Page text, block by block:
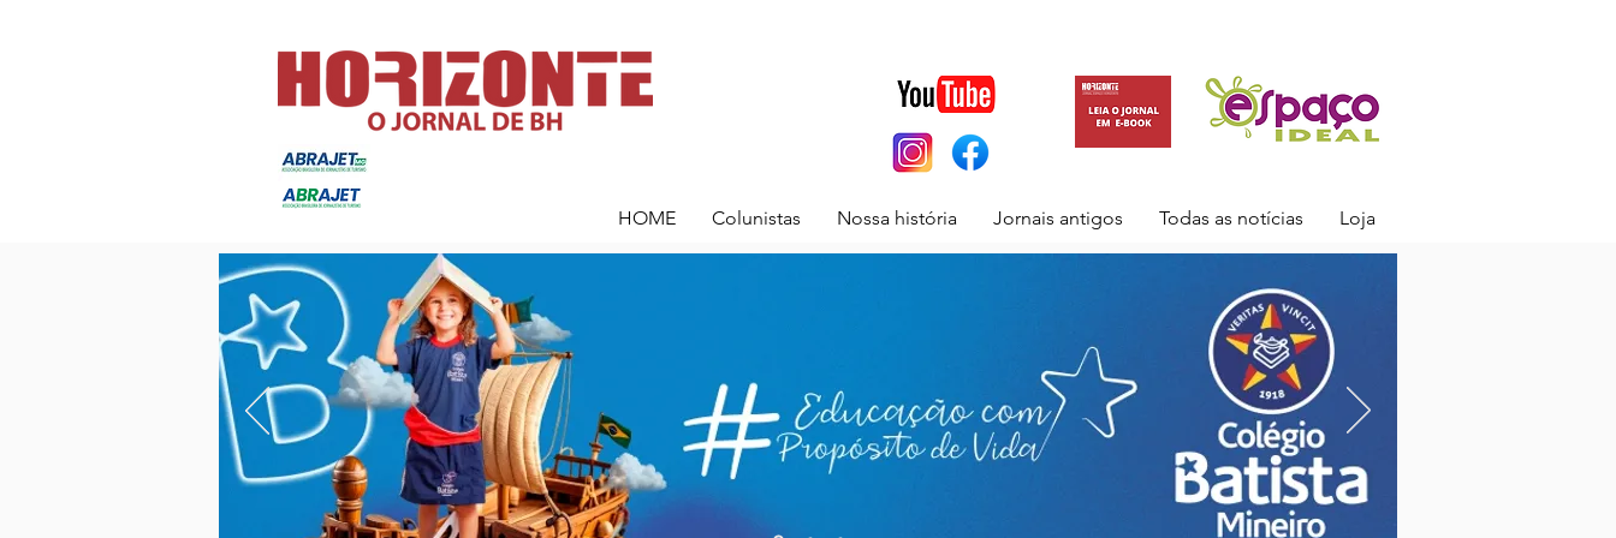
HOME Colunistas Nossa história Jornais antigos Todas as notícias Loja